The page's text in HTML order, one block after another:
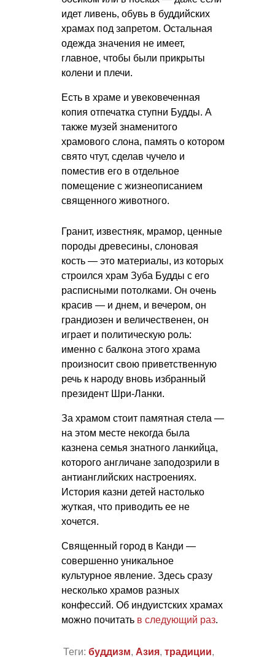
идет ливень, обувь в буддийских
храмах под запретом. Остальная
одежда значения не имеет,
главное, чтобы были прикрыты
колени и плечи.
Есть в храме и увековеченная
копия отпечатка ступни Будды. А
также музей знаменитого
храмового слона, память о котором
свято чтут, сделав чучело и
поместив его в отдельное
помещение с жизнеописанием
священного животного.
Гранит, известняк, мрамор, ценные
породы древесины, слоновая
кость — это материалы, из которых
строился храм Зуба Будды с его
расписными потолками. Он очень
красив — и днем, и вечером, он
грандиозен и величественен, он
играет и политическую роль:
именно с балкона этого храма
произносит свою приветственную
речь к народу вновь избранный
президент Шри-Ланки.
За храмом стоит памятная стела —
на этом месте некогда была
казнена семья знатного ланкийца,
которого англичане заподозрили в
антианглийских настроениях.
История казни детей настолько
жуткая, что приводить ее не
хочется.
Священный город в Канди —
совершенно уникальное
культурное явление. Здесь сразу
несколько храмов разных
конфессий. Об индуистских храмах
можно почитать в следующий раз.
Теги: буддизм, Азия, традиции,